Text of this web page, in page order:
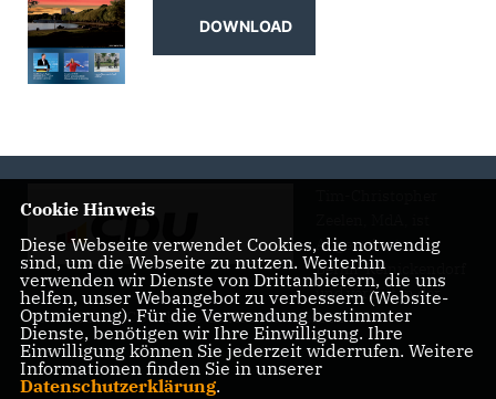
DOWNLOAD
Abgeordneter für
Berlin-Reinickendorf
und vertritt in der
Politik für die CDU deine und Ihre Interessen
Cookie Hinweis
Diese Webseite verwendet Cookies, die notwendig
sind, um die Webseite zu nutzen. Weiterhin
verwenden wir Dienste von Drittanbietern, die uns
helfen, unser Webangebot zu verbessern (Website-
Optmierung). Für die Verwendung bestimmter
Dienste, benötigen wir Ihre Einwilligung. Ihre
Einwilligung können Sie jederzeit widerrufen. Weitere
Informationen finden Sie in unserer
Datenschutzerklärung.